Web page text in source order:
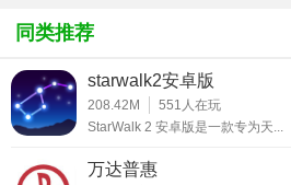
2. 互动学习：通过动画角色引导进
3. 儿歌点播：收录大量儿歌，支持
发展，培养音乐感知。
4. 绘本阅读：精选国内外优秀绘本
同类推荐
starwalk2安卓版
208.42M 551 人在玩
StarWalk 2 安卓版是一款专为天...
万达普惠